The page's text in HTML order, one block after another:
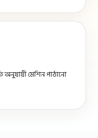
অনুযায়ী মেশিন পাঠানো